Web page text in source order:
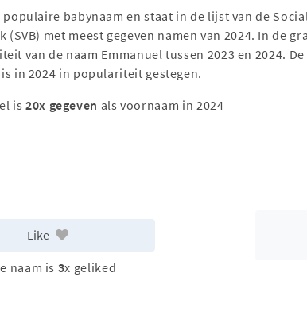
populaire babynaam en staat in de lijst van de
(SVB) met meest gegeven namen van 2024. In de
van de naam Emmanuel tussen 2023 en 2024. De
in 2024 in populariteit gestegen.
is 20x gegeven als voornaam in 2024
Like
naam is 3x geliked